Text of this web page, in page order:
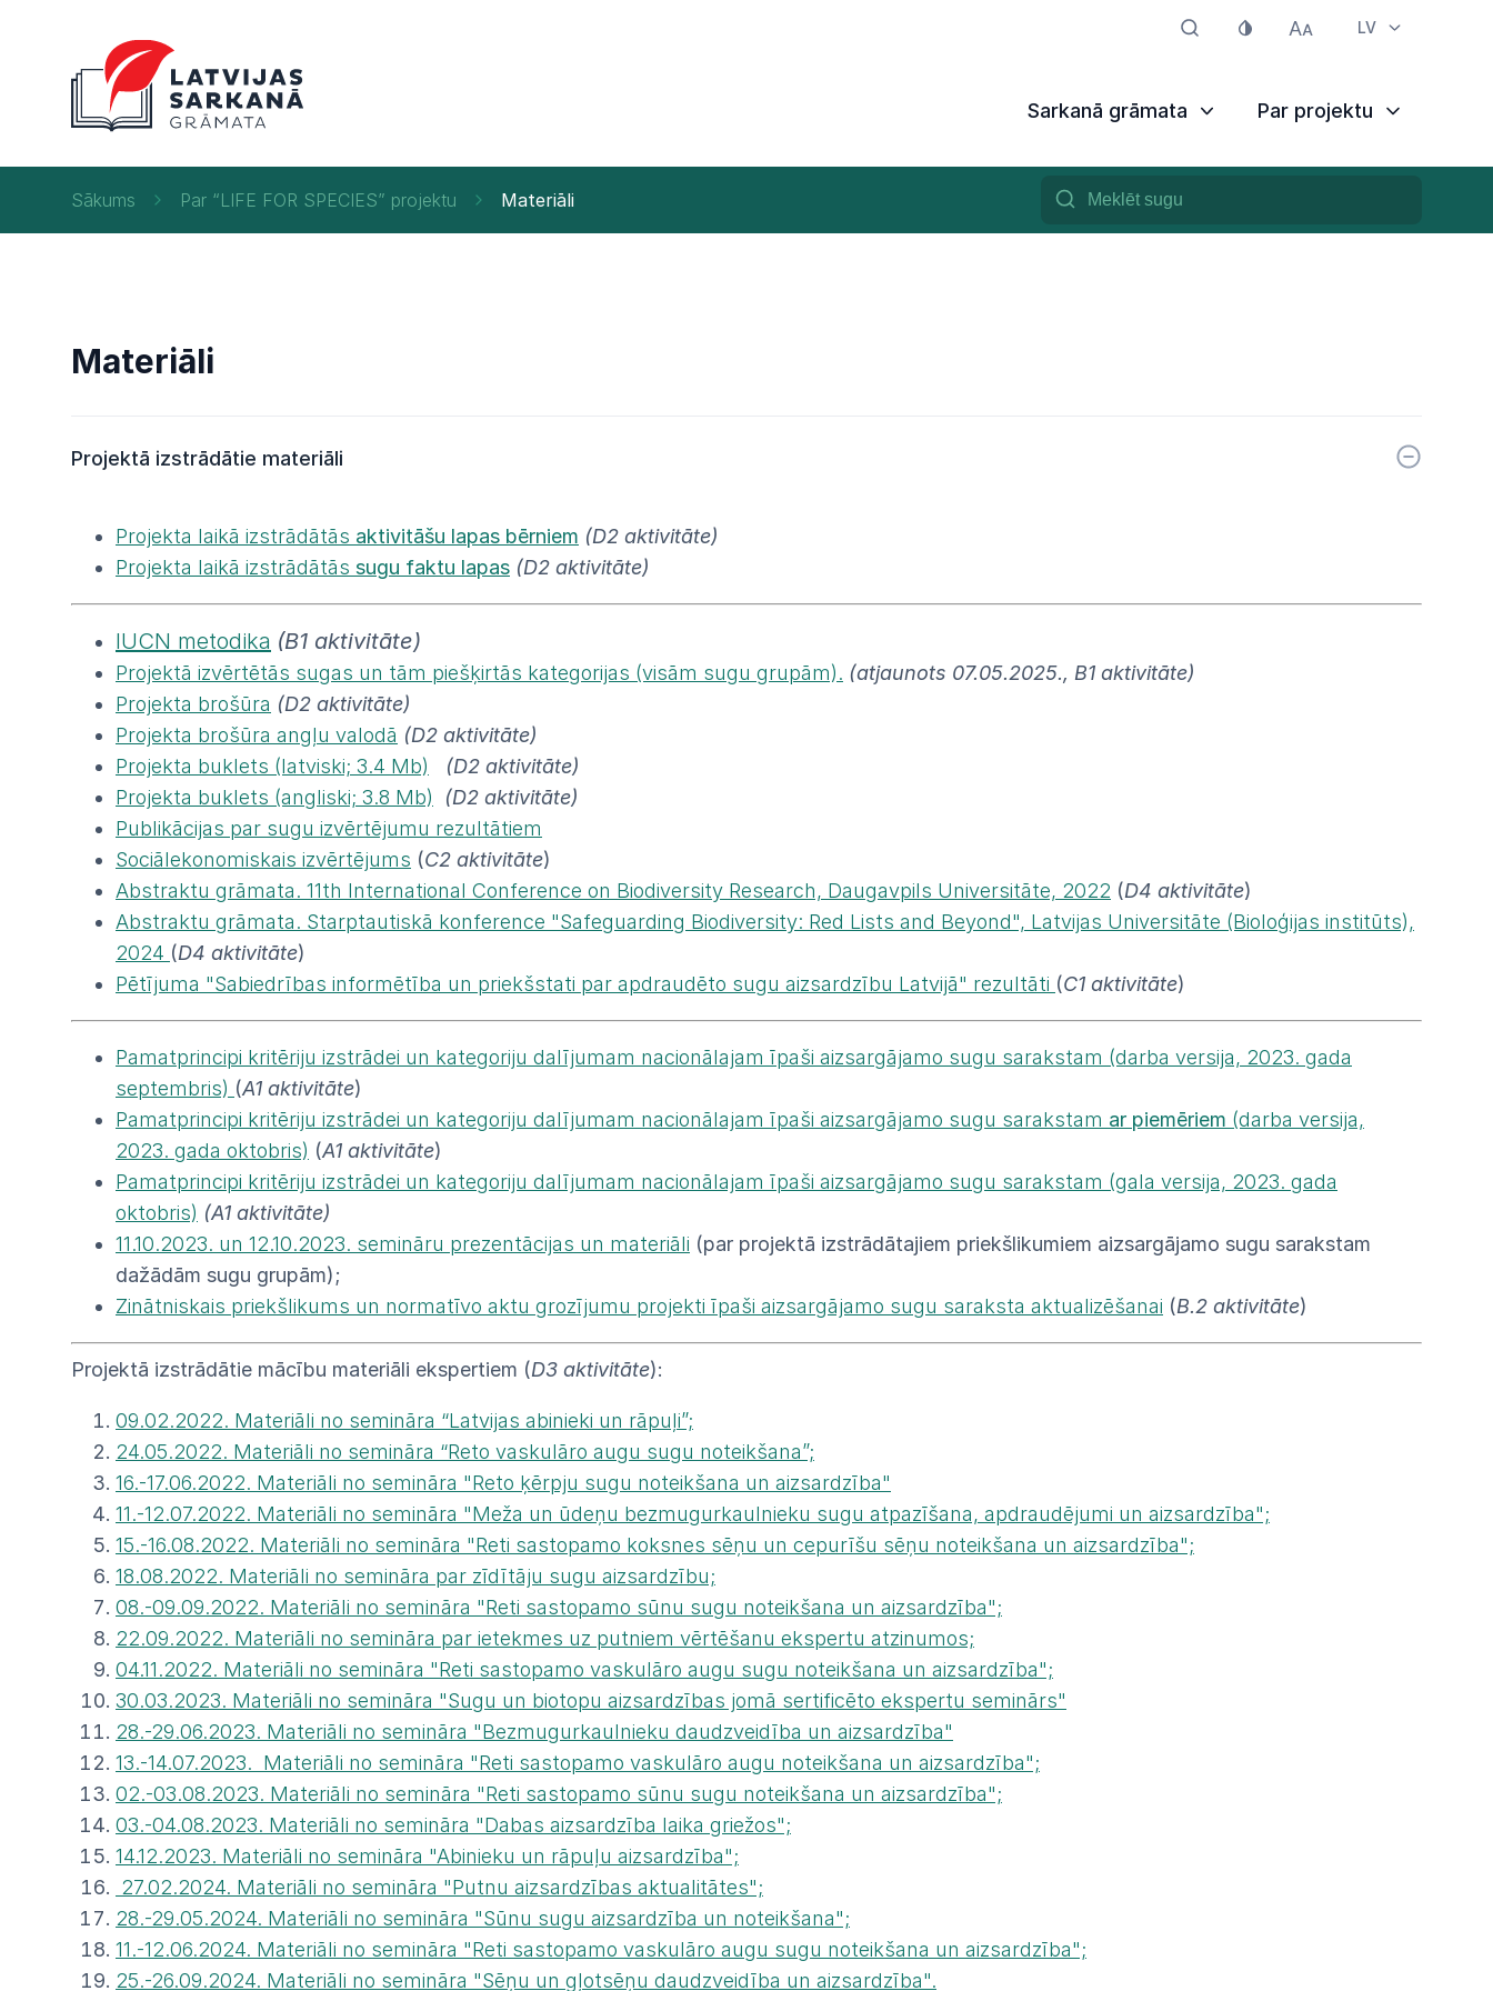
LV
Sarkanā grāmata Par projektu
Sākums Par “LIFE FOR SPECIES” projektu Materiāli
Materiāli
Projektā izstrādātie materiāli
Projekta laikā izstrādātās aktivitāšu lapas bērniem (D2 aktivitāte)
Projekta laikā izstrādātās sugu faktu lapas (D2 aktivitāte)
IUCN metodika (B1 aktivitāte)
Projektā izvērtētās sugas un tām piešķirtās kategorijas (visām sugu grupām). (atjaunots 07.05.2025., B1 aktivitāte)
Projekta brošūra (D2 aktivitāte)
Projekta brošūra angļu valodā (D2 aktivitāte)
Projekta buklets (latviski; 3.4 Mb)
(D2 aktivitāte)
Projekta buklets (angliski; 3.8 Mb)
(D2 aktivitāte)
Publikācijas par sugu izvērtējumu rezultātiem
Sociālekonomiskais izvērtējums (C2 aktivitāte)
Abstraktu grāmata. 11th International Conference on Biodiversity Research, Daugavpils Universitāte, 2022 (D4 aktivitāte)
Abstraktu grāmata. Starptautiskā konference "Safeguarding Biodiversity: Red Lists and Beyond", Latvijas Universitāte (Bioloģijas institūts),
2024 (D4 aktivitāte)
Pētījuma "Sabiedrības informētība un priekšstati par apdraudēto sugu aizsardzību Latvijā" rezultāti (C1 aktivitāte)
Pamatprincipi kritēriju izstrādei un kategoriju dalījumam nacionālajam īpaši aizsargājamo sugu sarakstam (darba versija, 2023. gada
septembris) (A1 aktivitāte)
Pamatprincipi kritēriju izstrādei un kategoriju dalījumam nacionālajam īpaši aizsargājamo sugu sarakstam ar piemēriem (darba versija,
2023. gada oktobris) (A1 aktivitāte)
Pamatprincipi kritēriju izstrādei un kategoriju dalījumam nacionālajam īpaši aizsargājamo sugu sarakstam (gala versija, 2023. gada
oktobris) (A1 aktivitāte)
11.10.2023. un 12.10.2023. semināru prezentācijas un materiāli (par projektā izstrādātajiem priekšlikumiem aizsargājamo sugu sarakstam
dažādām sugu grupām);
Zinātniskais priekšlikums un normatīvo aktu grozījumu projekti īpaši aizsargājamo sugu saraksta aktualizēšanai (B.2 aktivitāte)
Projektā izstrādātie mācību materiāli ekspertiem (D3 aktivitāte):
09.02.2022. Materiāli no semināra “Latvijas abinieki un rāpuļi”;
24.05.2022. Materiāli no semināra “Reto vaskulāro augu sugu noteikšana”;
16.-17.06.2022. Materiāli no semināra "Reto ķērpju sugu noteikšana un aizsardzība"
11.-12.07.2022. Materiāli no semināra "Meža un ūdeņu bezmugurkaulnieku sugu atpazīšana, apdraudējumi un aizsardzība";
15.-16.08.2022. Materiāli no semināra "Reti sastopamo koksnes sēņu un cepurīšu sēņu noteikšana un aizsardzība";
18.08.2022. Materiāli no semināra par zīdītāju sugu aizsardzību;
08.-09.09.2022. Materiāli no semināra "Reti sastopamo sūnu sugu noteikšana un aizsardzība";
22.09.2022. Materiāli no semināra par ietekmes uz putniem vērtēšanu ekspertu atzinumos;
04.11.2022. Materiāli no semināra "Reti sastopamo vaskulāro augu sugu noteikšana un aizsardzība";
30.03.2023. Materiāli no semināra "Sugu un biotopu aizsardzības jomā sertificēto ekspertu seminārs"
28.-29.06.2023. Materiāli no semināra "Bezmugurkaulnieku daudzveidība un aizsardzība"
13.-14.07.2023. Materiāli no semināra "Reti sastopamo vaskulāro augu noteikšana un aizsardzība";
02.-03.08.2023. Materiāli no semināra "Reti sastopamo sūnu sugu noteikšana un aizsardzība";
03.-04.08.2023. Materiāli no semināra "Dabas aizsardzība laika griežos";
14.12.2023. Materiāli no semināra "Abinieku un rāpuļu aizsardzība";
27.02.2024. Materiāli no semināra "Putnu aizsardzības aktualitātes";
28.-29.05.2024. Materiāli no semināra "Sūnu sugu aizsardzība un noteikšana";
11.-12.06.2024. Materiāli no semināra "Reti sastopamo vaskulāro augu sugu noteikšana un aizsardzība";
25.-26.09.2024. Materiāli no semināra "Sēņu un gļotsēņu daudzveidība un aizsardzība".